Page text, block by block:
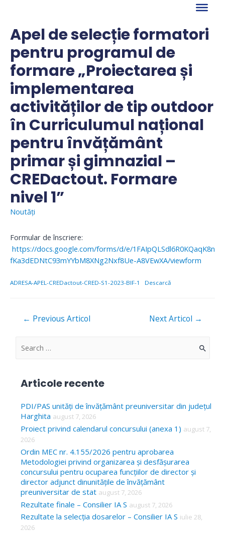
contentApel de selecție formatori
pentru programul de
formare „Proiectarea și
implementarea
activităților de tip outdoor
în Curriculumul național
pentru învățământ
primar și gimnazial –
CREDactout. Formare
nivel 1”
Noutăți
Formular de înscriere:
https://docs.google.com/forms/d/e/1FAIpQLSdl6R0KQaqK8n
fKa3dEDNtC93mYYbM8XNg2Nxf8Ue-A8VEwXA/viewform
ADRESA-APEL-CREDactout-CRED-S1-2023-BIF-1 Descarcă
Navigare
← Previous Articol Next Articol →
S
c
h
f
o
r
Articole recente
PDI/PAS unități de învățământ preuniversitar din județul
Harghita august 7, 2026
Proiect privind calendarul concursului (anexa 1) august 7,
2026
Ordin MEC nr. 4.155/2026 pentru aprobarea
Metodologiei privind organizarea și desfășurarea
concursului pentru ocuparea funcțiilor de director și
director adjunct dinunitățile de învățământ
preuniversitar de stat august 7, 2026
Rezultate finale – Consilier IA S august 7, 2026
Rezultate la selecția dosarelor – Consilier IA S iulie 28,
2026